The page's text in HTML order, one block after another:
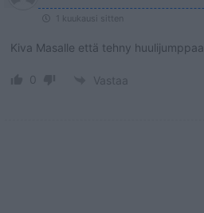
1 kuukausi sitten
Kiva Masalle että tehny huulijumppaa
0 Vastaa